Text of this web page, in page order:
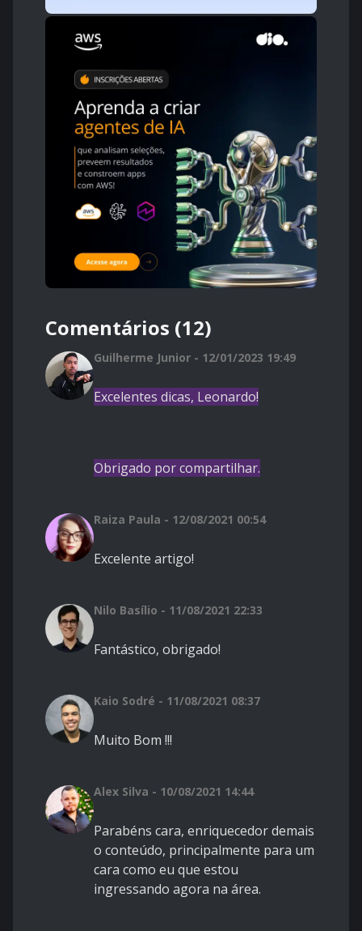
Comentários (12)
Guilherme Junior - 12/01/2023 19:49
Excelentes dicas, Leonardo!
Obrigado por compartilhar.
Raiza Paula - 12/08/2021 00:54
Excelente artigo!
Nilo Basílio - 11/08/2021 22:33
Fantástico, obrigado!
Kaio Sodré - 11/08/2021 08:37
Muito Bom !!!
Alex Silva - 10/08/2021 14:44
Parabéns cara, enriquecedor demais
o conteúdo, principalmente para um
cara como eu que estou
ingressando agora na área.